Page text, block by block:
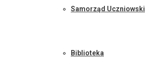
Samorząd Uczniowski
Biblioteka